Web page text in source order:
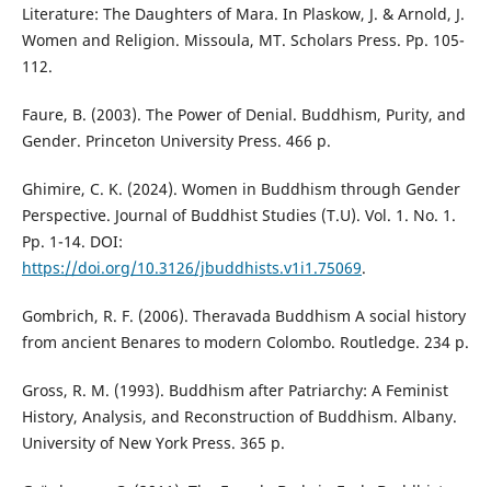
Literature: The Daughters of Mara. In Plaskow, J. & Arnold, J.
Women and Religion. Missoula, MT. Scholars Press. Pp. 105-
112.
Faure, B. (2003). The Power of Denial. Buddhism, Purity, and
Gender. Princeton University Press. 466 p.
Ghimire, C. K. (2024). Women in Buddhism through Gender
Perspective. Journal of Buddhist Studies (T.U). Vol. 1. No. 1.
Pp. 1-14. DOI:
https://doi.org/10.3126/jbuddhists.v1i1.75069.
Gombrich, R. F. (2006). Theravada Buddhism A social history
from ancient Benares to modern Colombo. Routledge. 234 p.
Gross, R. M. (1993). Buddhism after Patriarchy: A Feminist
History, Analysis, and Reconstruction of Buddhism. Albany.
University of New York Press. 365 p.